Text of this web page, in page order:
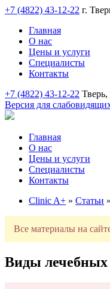
+7 (4822) 43-12-22 г.
Главная
О нас
Цены и услуги
Специалисты
Контакты
+7 (4822) 43-12-22 Тверь,
Версия для
Главная
О нас
Цены и услуги
Специалисты
Контакты
Clinic A+ » Статьи »
Все материалы на
Виды лечебных